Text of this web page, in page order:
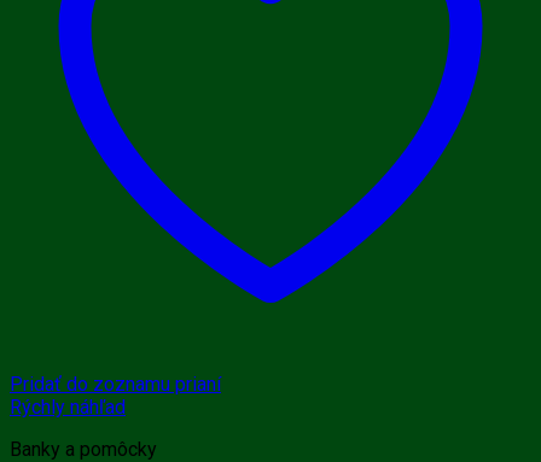
Pridať do zoznamu prianí
Rýchly náhľad
Banky a pomôcky